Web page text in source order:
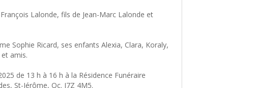
Lalonde, fils de Jean-Marc Lalonde et
Sophie Ricard, ses enfants Alexia, Clara, Koraly,
amis.
de 13 h à 16 h à la Résidence Funéraire
St-Jérôme, Qc. J7Z 4M5.